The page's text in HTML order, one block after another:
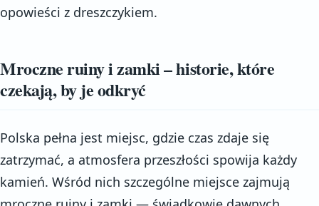
opowieści z dreszczykiem.
Mroczne ruiny i zamki – historie, które
czekają, by je odkryć
Polska pełna jest miejsc, gdzie czas zdaje się
zatrzymać, a atmosfera przeszłości spowija każdy
kamień. Wśród nich szczególne miejsce zajmują